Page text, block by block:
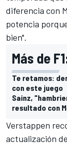
diferencia con
potencia
bien".
Más de
Te retamos:
con este juego
Sainz,
resultado con
Verstappen
actualización de